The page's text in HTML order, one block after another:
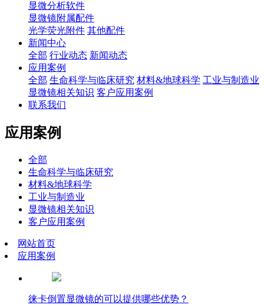
显微分析软件
显微镜附属配件
光学荧光附件 其他配件
新闻中心
全部 行业动态 新闻动态
应用案例
全部 生命科学与临床研究 材料&地球科学 工业与制造业
显微镜相关知识 客户应用案例
联系我们
应用案例
全部
生命科学与临床研究
材料&地球科学
工业与制造业
显微镜相关知识
客户应用案例
网站首页
应用案例
徕卡倒置显微镜的可以提供哪些优势？